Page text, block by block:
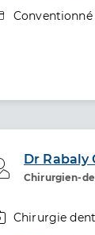
Type de
Conventionné
Dr Rabaly
Chirurgien-
Chirurgie